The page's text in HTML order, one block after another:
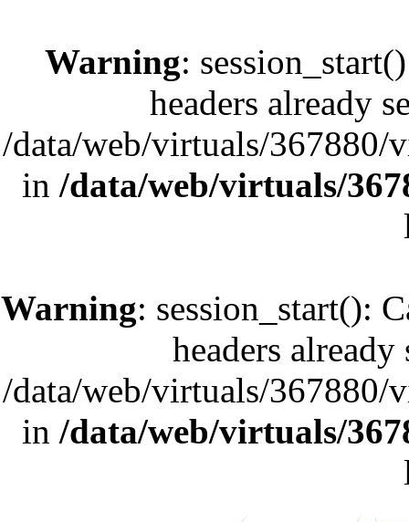
Warning:
headers already
/data/web/virtuals/
in /data/web/virtuals/
Warning: session_start():
headers
/data/web/virtuals/
in /data/web/virtuals/